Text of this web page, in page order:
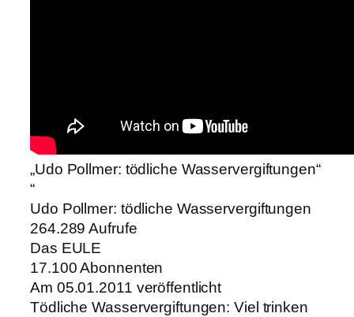
„Udo Pollmer: tödliche Wasservergiftungen“
“
Udo Pollmer: tödliche Wasservergiftungen
264.289 Aufrufe
Das EULE
17.100 Abonnenten
Am 05.01.2011 veröffentlicht
Tödliche Wasservergiftungen: Viel trinken